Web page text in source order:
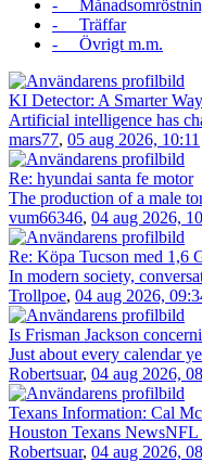
-
- Träffar
- Övrigt m.m.
KI Detector: A Smarter
Artificial intelligence has
mars77, 05 aug 2026, 10:11
Re: hyundai santa fe motor
The production of a male
vum66346, 04 aug 2026,
Re: Köpa Tucson med 1,6
In modern society,
Trollpoe, 04 aug 2026,
Is Frisman Jackson
Just about every calendar
Robertsuar, 04 aug 2026,
Texans Information: Cal
Houston Texans NewsNFL
Robertsuar, 04 aug 2026,